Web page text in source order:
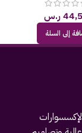
ر.س
إلى السلة